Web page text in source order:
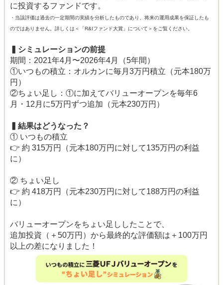
に投資するファンドです。
・当該評価は過去の一定期間の実績を分析したものであり、将来の運用成果を保証したも
のではありません。詳しくは＜「R&Iファンド大賞」について＞をご覧ください。
▍シミュレーションの前提
期間：2021年4月〜2026年4月（5年間）
①いつもの積立：オルカンに毎月3万円積立（元本180万
円）
②ちょい足し：①に加えてバリューオープンを毎年6
月・12月に5万円ずつ追加（元本230万円）
▍結果はどうなった？
① いつもの積立
👉 約 315万円（元本180万円に対して135万円の利益
に）
② ちょい足し
👉 約 418万円（元本230万円に対して188万円の利益
に）
バリューオープンをちょい足ししたことで、
追加投資（＋50万円）から最終的な評価額は＋100万円
以上の差になりました！